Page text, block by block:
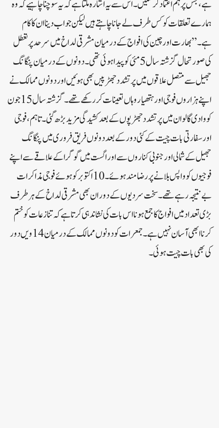
ہے، جس پر ہم اعتماد کر سکیں۔ اس سے یہ اشارہ ملتا ہے کہ یہ سوچنا چاہیے کہ وہ
ہمارے تعلقات کو کس طرف لے جانا چاہتے ہیں لیکن جواب دینا ان کا کام
ہے۔”بھارت اور چین کی افواج کے درمیان مشرقی لداخ میں سرحد پر تعطل
کی صورتحال گزشتہ سال 5 مئی کو پیدا ہوئی تھی۔ دونوں کے درمیان پنگانگ
جھیل سے متصل علاقوں میں پرتشدد جھڑپیں بھی ہوئیں اور دونوں ممالک نے
اپنے ہزاروں فوجی اور ہتھیار وہاں تعینات کر رکھے تھے۔گزشتہ سال 15 جون
کو وادی گالوان میں پرتشدد جھڑپوں کے بعد کشیدگی مزید بڑھ گئی۔تاہم، فوجی
اور سفارتی بات چیت کے کئی دور کے بعد دونوں فریق فروری میں پنگانگ
جھیل کے شمالی اور جنوبی کناروں سے اور اگست میں گوگرا کے علاقے سے اپنے
فوجیوں کو واپس بلانے پر رضامند ہوئے۔ 10 اکتوبر کو ہوئے فوجی مذاکرات
بے نتیجہ رہے تھے۔سخت سردیوں کے دوران بھی مشرقی لداخ کے ہر طرف
بڑی تعداد میں افواج کا جمع ہونا اس بات کی نشاندہی کرتا ہے کہ تنازعات کو ختم
کرنا ابھی آسان نہیں ہے۔ جمعرات کو دونوں ممالک کے درمیان 14 ویں دور
کی بھی بات چیت ہوئی۔